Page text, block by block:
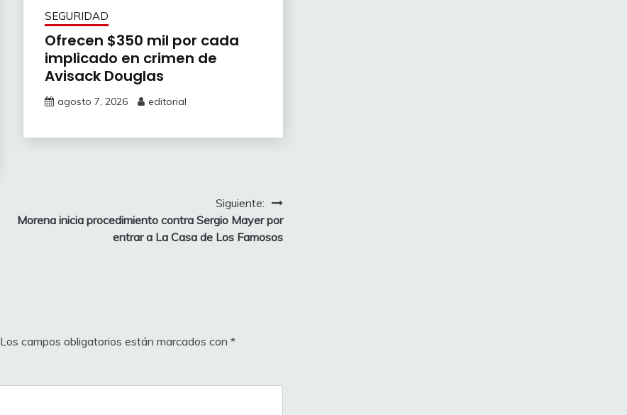
SEGURIDAD
Ofrecen $350 mil por cada
implicado en crimen de
Avisack Douglas
agosto 7, 2026 editorial
Siguiente:
Morena inicia procedimiento contra Sergio Mayer por
entrar a La Casa de Los Famosos
Los campos obligatorios están marcados con *